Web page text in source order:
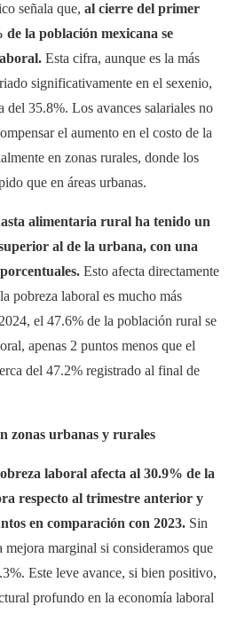
señala que, al cierre del primer
de la población mexicana se
Esta cifra, aunque es la más
significativamente en el sexenio,
del 35.8%. Los avances salariales no
el aumento en el costo de la
en zonas rurales, donde los
que en áreas urbanas.
alimentaria rural ha tenido un
al de la urbana, con una
Esto afecta directamente
pobreza laboral es mucho más
el 47.6% de la población rural se
apenas 2 puntos menos que el
del 47.2% registrado al final de
zonas urbanas y rurales
laboral afecta al 30.9% de la
respecto al trimestre anterior y
en comparación con 2023. Sin
mejora marginal si consideramos que
Este leve avance, si bien positivo,
profundo en la economía laboral